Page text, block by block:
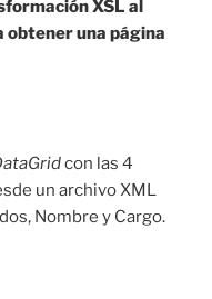
XSL al
obtener una página
con las 4
un archivo XML
Nombre y Cargo.